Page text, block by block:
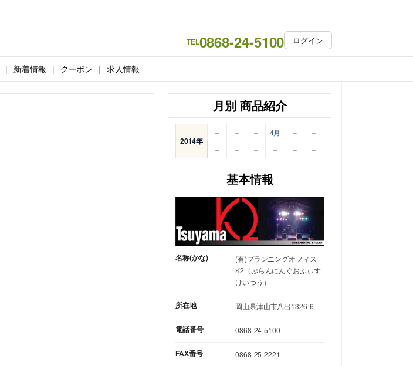
TEL0868-24-5100 ログイン
新着情報 クーポン 求人情報
月別 商品紹介
2014年
– – – 4月 –
–
–
– – – – –
基本情報
名称(かな)
(有)プランニングオフィス
K2（ぷらんにんぐおふぃす
けいつう）
所在地 岡山県津山市八出1326-6
電話番号 0868-24-5100
FAX番号 0868-25-2221